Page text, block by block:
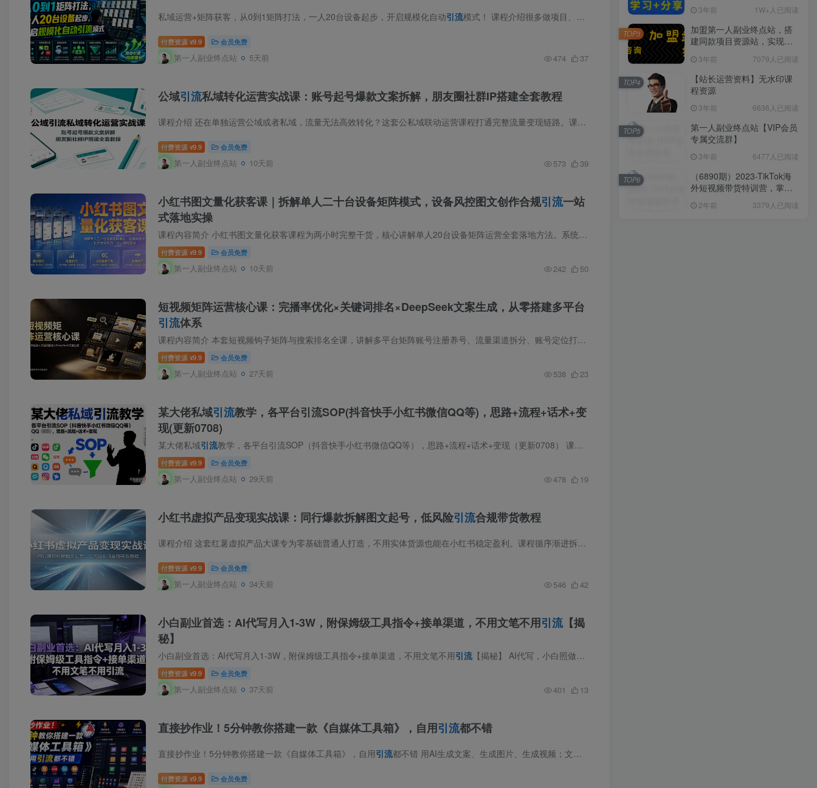
私域运营+矩阵获客，从0到1矩阵打法，一人20台设备起步，开启规模化自动引流模式！ 课程介绍很多做项目、做私域、做引流的创业者，最大痛点永远是：流量太少、获客太慢、单人产出低、不会放大规...
付费资源 ¥9.9 会员免费
第一人副业终点站 5天前 474 37
公域引流私域转化运营实战课：账号起号爆款文案拆解，朋友圈社群IP搭建全套教程
课程介绍 还在单独运营公域或者私域，流量无法高效转化？这套公私域联动运营课程打通完整流量变现链路。课程先建立私域底层认知，讲解朋友圈 IP 塑造、社群维护与门店活动策划，分享运营复盘方...
付费资源 ¥9.9 会员免费
第一人副业终点站 10天前 573 39
小红书图文量化获客课｜拆解单人二十台设备矩阵模式，设备风控图文创作合规引流一站
式落地实操
课程内容简介 小红书图文量化获客课程为两小时完整干货，核心讲解单人20台设备矩阵运营全套落地方法。系统拆解一机一号一网络规范、手机5清、设备选型上号、账号网络隔离等风控操作，分享四种协...
付费资源 ¥9.9 会员免费
第一人副业终点站 10天前 242 50
短视频矩阵运营核心课：完播率优化×关键词排名×DeepSeek文案生成，从零搭建多平台
引流体系
课程内容简介 本套短视频钩子矩阵与搜索排名全课，讲解多平台矩阵账号注册养号、流量渠道拆分、账号定位打标签；系统教学关键词挖掘、选题筛选、AI批量生成改写文案、多类型视频剪辑制作，拆解...
付费资源 ¥9.9 会员免费
第一人副业终点站 27天前 538 23
某大佬私域引流教学，各平台引流SOP(抖音快手小红书微信QQ等)，思路+流程+话术+变
现(更新0708)
某大佬私域引流教学，各平台引流SOP（抖音快手小红书微信QQ等），思路+流程+话术+变现（更新0708） 课程内容：一、抖音私域引流方法1、抖音截流，适合新手的引流技巧!2、十分钟学会截流,日进几...
付费资源 ¥9.9 会员免费
第一人副业终点站 29天前 478 19
小红书虚拟产品变现实战课：同行爆款拆解图文起号，低风险引流合规带货教程
课程介绍 这套红薯虚拟产品大课专为零基础普通人打造，不用实体货源也能在小红书稳定盈利。课程循序渐进拆解虚拟资料完整运营逻辑，分享对标同行爆款的高效复刻思路，手把手教学新手第一篇
付费资源 ¥9.9 会员免费
第一人副业终点站 34天前 546 42
小白副业首选：AI代写月入1-3W，附保姆级工具指令+接单渠道，不用文笔不用引流【揭
秘】
小白副业首选：AI代写月入1-3W，附保姆级工具指令+接单渠道，不用文笔不用引流【揭秘】 AI代写，小白照做就能賺。不用文笔不用引流，工具指令全给你铺好。写文章、演讲稿、PPT，AI全自动出稿。...
付费资源 ¥9.9 会员免费
第一人副业终点站 37天前 401 13
直接抄作业！5分钟教你搭建一款《自媒体工具箱》，自用引流都不错
直接抄作业！5分钟教你搭建一款《自媒体工具箱》，自用引流都不错 用AI生成文案、生成图片、生成视频；文字转语音、音色克隆、声音定制；短视频去水印、文案提取……我相信，做自媒体的，平时都...
付费资源 ¥9.9 会员免费
习。3年前 1W+人已阅读
加盟第一人副业终点站，搭
建同款项目资源站，实现日
3年前 7079人已阅读
TOP3
【站长运营资料】无水印课
程资源
3年前 6636人已阅读
TOP4
第一人副业终点站【VIP会员
专属交流群】
3年前 6477人已阅读
TOP5
（6890期）2023-TikTok海
外短视频带货特训营，掌握
（60节课）
2年前 3379人已阅读
TOP6